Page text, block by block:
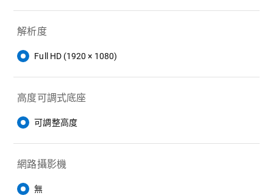
解析度
Full HD (1920 × 1080)
高度可調式底座
可調整高度
網路攝影機
無